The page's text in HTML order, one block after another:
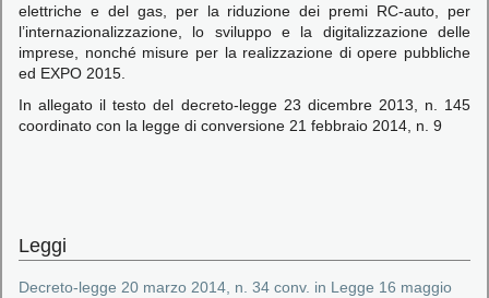
elettriche e del gas, per la riduzione dei premi RC-auto, per
l’internazionalizzazione, lo sviluppo e la digitalizzazione delle
imprese, nonché misure per la realizzazione di opere pubbliche
ed EXPO 2015.
In allegato il testo del decreto-legge 23 dicembre 2013, n. 145
coordinato con la legge di conversione 21 febbraio 2014, n. 9
Leggi
Decreto-legge 20 marzo 2014, n. 34 conv. in Legge 16 maggio